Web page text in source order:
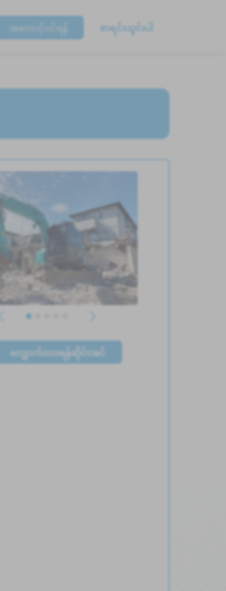
အကောင့်ဝင်ရန် စာရင်းသွင်းပါ
လျှောက်ထားရန်ဆိုင်းအင်